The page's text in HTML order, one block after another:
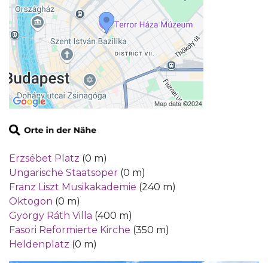
Erzsébet Platz (0 m)
Ungarische Staatsoper (0 m)
Franz Liszt Musikakademie (240 m)
Oktogon (0 m)
György Ráth Villa (400 m)
Fasori Reformierte Kirche (350 m)
Heldenplatz (0 m)